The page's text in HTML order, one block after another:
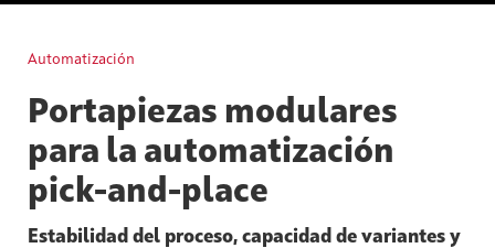
Automatización
Portapiezas modulares
para la automatización
pick-and-place
Estabilidad del proceso, capacidad de variantes y